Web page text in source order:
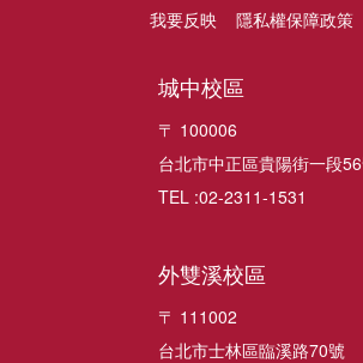
我要反映
隱私權保障政策
城中校區
〒 100006
台北市中正區貴陽街一段
TEL :02-2311-1531
外雙溪校區
〒 111002
台北市士林區臨溪路70號